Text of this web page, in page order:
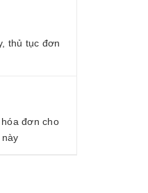
thủ tục đơn
đơn cho